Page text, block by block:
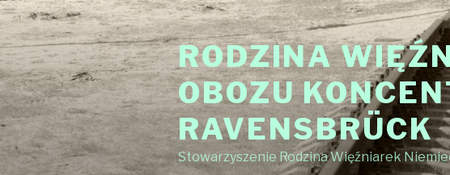
Przejdź
do
treści
RODZINA
OBOZU
RAVENSBRÜCK
Stowarzyszenie Rodzina Więźniarek